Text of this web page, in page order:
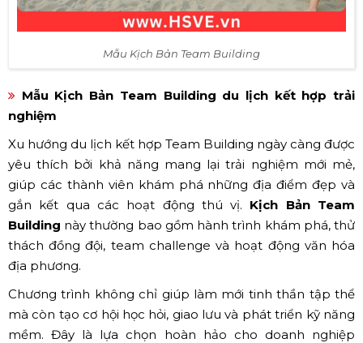
Mẫu Kịch Bản Team Building
Mẫu Kịch Bản Team Building du lịch kết hợp trải
nghiệm
Xu hướng du lịch kết hợp Team Building ngày càng được
yêu thích bởi khả năng mang lại trải nghiệm mới mẻ,
giúp các thành viên khám phá những địa điểm đẹp và
gắn kết qua các hoạt động thú vị. Kịch Bản Team
Building này thường bao gồm hành trình khám phá, thử
thách đồng đội, team challenge và hoạt động văn hóa
địa phương.
Chương trình không chỉ giúp làm mới tinh thần tập thể
mà còn tạo cơ hội học hỏi, giao lưu và phát triển kỹ năng
mềm. Đây là lựa chọn hoàn hảo cho doanh nghiệp